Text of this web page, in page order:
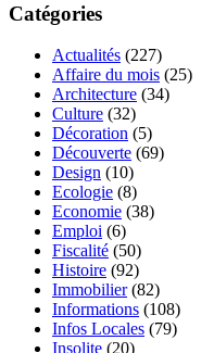
Catégories
Actualités (227)
Affaire du mois (25)
Architecture (34)
Culture (32)
Décoration (5)
Découverte (69)
Design (10)
Ecologie (8)
Economie (38)
Emploi (6)
Fiscalité (50)
Histoire (92)
Immobilier(82)
Informations (108)
Infos Locales (79)
Insolite (20)